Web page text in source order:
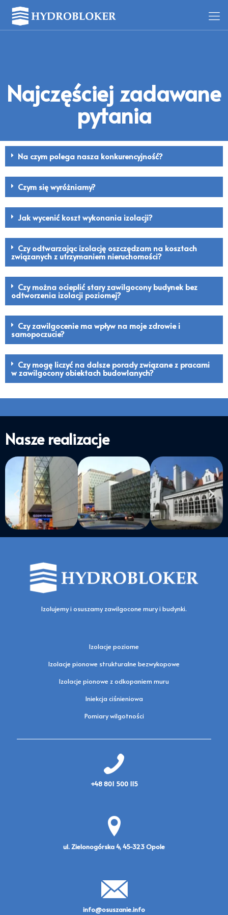
Najczęściej zadawane
pytania
Na czym polega nasza konkurencyjność?
Czym się wyróżniamy?
Jak wycenić koszt wykonania izolacji?
Czy odtwarzając izolację oszczędzam na kosztach
związanych z utrzymaniem nieruchomości?
Czy można ocieplić stary zawilgocony budynek bez
odtworzenia izolacji poziomej?
Czy zawilgocenie ma wpływ na moje zdrowie i
samopoczucie?
Czy mogę liczyć na dalsze porady związane z pracami
w zawilgocony obiektach budowlanych?
Nasze realizacje
Izolujemy i osuszamy zawilgocone mury i budynki.
Izolacje poziome
Izolacje pionowe strukturalne bezwykopowe
Izolacje pionowe z odkopaniem muru
Iniekcja ciśnieniowa
Pomiary wilgotności
+48 801 500 115
ul. Zielonogórska 4, 45-323 Opole
info@osuszanie.info